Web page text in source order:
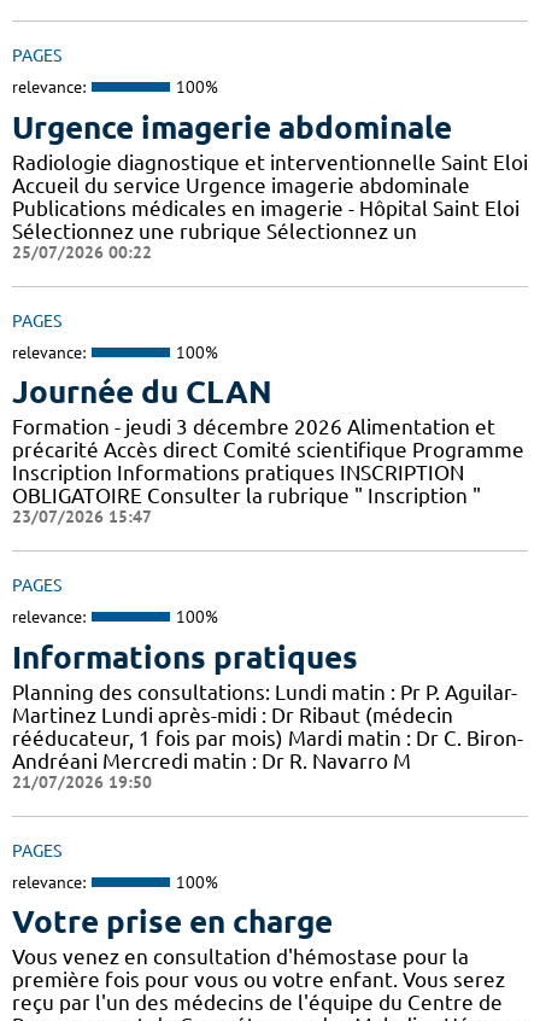
PAGES
relevance: 100%
Urgence imagerie abdominale
Radiologie diagnostique et interventionnelle Saint Eloi
Accueil du service Urgence imagerie abdominale
Publications médicales en imagerie - Hôpital Saint Eloi
Sélectionnez une rubrique Sélectionnez un
25/07/2026 00:22
PAGES
relevance: 100%
Journée du CLAN
Formation - jeudi 3 décembre 2026 Alimentation et
précarité Accès direct Comité scientifique Programme
Inscription Informations pratiques ​INSCRIPTION
OBLIGATOIRE Consulter la rubrique " Inscription "
23/07/2026 15:47
PAGES
relevance: 100%
Informations pratiques
Planning des consultations: Lundi matin : Pr P. Aguilar-
Martinez Lundi après-midi : Dr Ribaut (médecin
rééducateur, 1 fois par mois) Mardi matin : Dr C. Biron-
Andréani Mercredi matin : Dr R. Navarro M
21/07/2026 19:50
PAGES
relevance: 100%
Votre prise en charge
Vous venez en consultation d'hémostase pour la
première fois pour vous ou votre enfant. Vous serez
reçu par l'un des médecins de l'équipe du Centre de